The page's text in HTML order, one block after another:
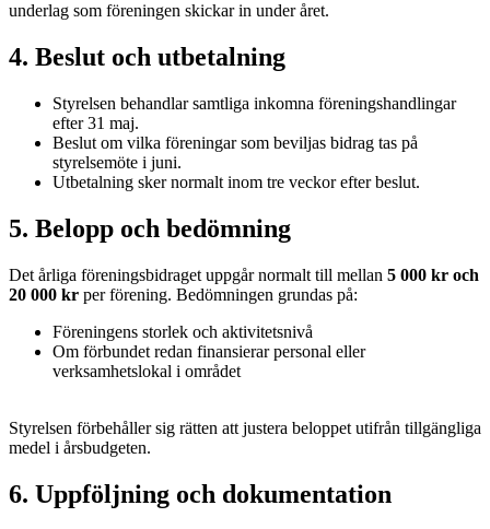
underlag som föreningen skickar in under året.
4. Beslut och utbetalning
Styrelsen behandlar samtliga inkomna föreningshandlingar
efter 31 maj.
Beslut om vilka föreningar som beviljas bidrag tas på
styrelsemöte i juni.
Utbetalning sker normalt inom tre veckor efter beslut.
5. Belopp och bedömning
Det årliga föreningsbidraget uppgår normalt till mellan 5 000 kr och
20 000 kr per förening. Bedömningen grundas på:
Föreningens storlek och aktivitetsnivå
Om förbundet redan finansierar personal eller
verksamhetslokal i området
Styrelsen förbehåller sig rätten att justera beloppet utifrån tillgängliga
medel i årsbudgeten.
6. Uppföljning och dokumentation